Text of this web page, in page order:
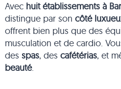
Avec huit établissements à
distingue par son côté
offrent bien plus que des
musculation et de cardio.
des spas, des cafétérias, et
beauté.